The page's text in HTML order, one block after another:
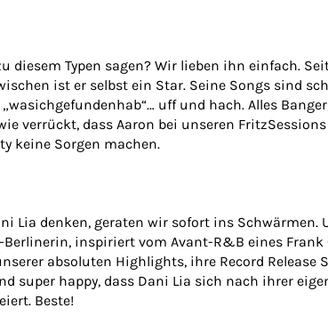
diesem Typen sagen? Wir lieben ihn einfach.
ist er selbst ein Star. Seine Songs sind
uff und hach. Alles
verrückt, dass Aaron bei unseren
keine Sorgen machen.
Lia denken, geraten wir sofort ins
Berlinerin, inspiriert vom Avant-R&B eines
absoluten Highlights, ihre Record
super happy, dass Dani Lia sich nach ihrer
Beste!